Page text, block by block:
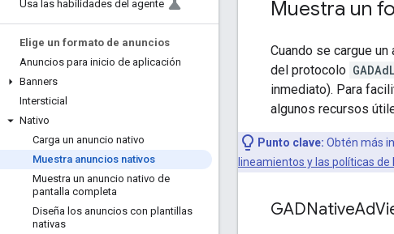
Usa las habilidades del agente
Elige un formato de anuncios
Anuncios para inicio de aplicación
Banners
Intersticial
Nativo
Carga un anuncio nativo
Muestra anuncios nativos
Muestra un anuncio nativo de
pantalla completa
Diseña los anuncios con plantillas
nativas
Muestra un
Cuando se cargue
del protocolo
inmediato). Para
algunos recursos
Punto clave: Obtén más
lineamientos y las políticas
GADNativeAd